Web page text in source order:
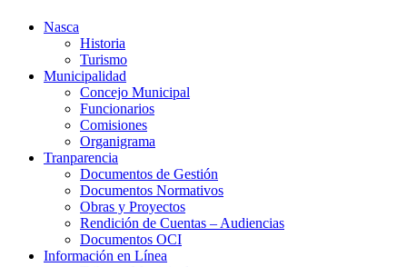
Nasca
Historia
Turismo
Municipalidad
Concejo Municipal
Funcionarios
Comisiones
Organigrama
Tranparencia
Documentos de Gestión
Documentos Normativos
Obras y Proyectos
Rendición de Cuentas – Audiencias
Documentos OCI
Información en Línea